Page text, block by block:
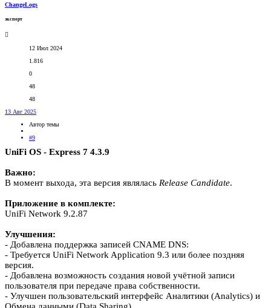
ChangeLogs
эксперт
12 Июл 2024
1.816
0
48
48
13 Авг 2025
Автор темы
#9
UniFi OS - Express 7 4.3.9
Важно:
В момент выхода, эта версия являлась Release Candidate.
Приложение в комплекте:
UniFi Network 9.2.87
Улучшения:
- Добавлена поддержка записей CNAME DNS:
- Требуется UniFi Network Application 9.3 или более поздняя
версия.
- Добавлена возможность создания новой учётной записи
пользователя при передаче права собственности.
- Улучшен пользовательский интерфейс Аналитики (Analytics) и
Обмена данными (Data Sharing).